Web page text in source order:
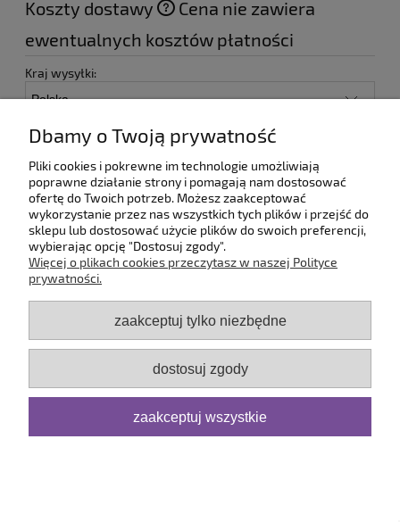
Koszty dostawy
Cena nie zawiera
ewentualnych kosztów płatności
Kraj wysyłki:
Kurier DPD
Odbiór osobisty(- Odbiór w siedzibie firmy) 0,00 zł
Pomoc
Moje konto
Serwis
O firmie
Dbamy o Twoją prywatność
Pliki cookies i pokrewne im technologie umożliwiają
poprawne działanie strony i pomagają nam dostosować
ofertę do Twoich potrzeb. Możesz zaakceptować
wykorzystanie przez nas wszystkich tych plików i przejść do
sklepu lub dostosować użycie plików do swoich preferencji,
wybierając opcję "Dostosuj zgody".
Więcej o plikach cookies przeczytasz w naszej Polityce
prywatności.
zaakceptuj tylko niezbędne
dostosuj zgody
zaakceptuj wszystkie